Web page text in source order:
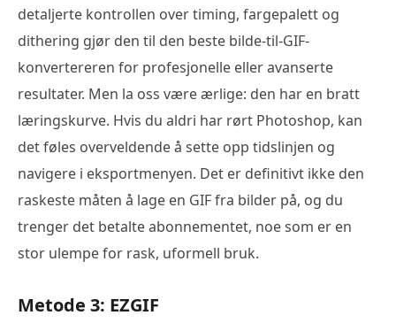
detaljerte kontrollen over timing, fargepalett og
dithering gjør den til den beste bilde-til-GIF-
konvertereren for profesjonelle eller avanserte
resultater. Men la oss være ærlige: den har en bratt
læringskurve. Hvis du aldri har rørt Photoshop, kan
det føles overveldende å sette opp tidslinjen og
navigere i eksportmenyen. Det er definitivt ikke den
raskeste måten å lage en GIF fra bilder på, og du
trenger det betalte abonnementet, noe som er en
stor ulempe for rask, uformell bruk.
Metode 3: EZGIF